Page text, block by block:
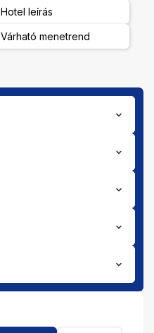
Hotel leírás
Várható menetrend